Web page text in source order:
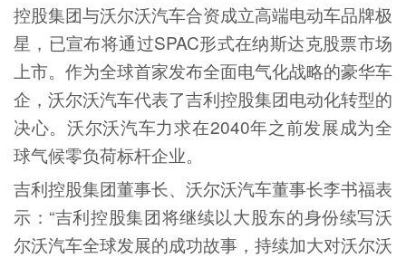
控股集团与沃尔沃汽车合资成立高端电动车品牌极
星，已宣布将通过SPAC形式在纳斯达克股票市场
上市。作为全球首家发布全面电气化战略的豪华车
企，沃尔沃汽车代表了吉利控股集团电动化转型的
决心。沃尔沃汽车力求在2040年之前发展成为全
球气候零负荷标杆企业。
吉利控股集团董事长、沃尔沃汽车董事长李书福表
示：“吉利控股集团将继续以大股东的身份续写沃
尔沃汽车全球发展的成功故事，持续加大对沃尔沃